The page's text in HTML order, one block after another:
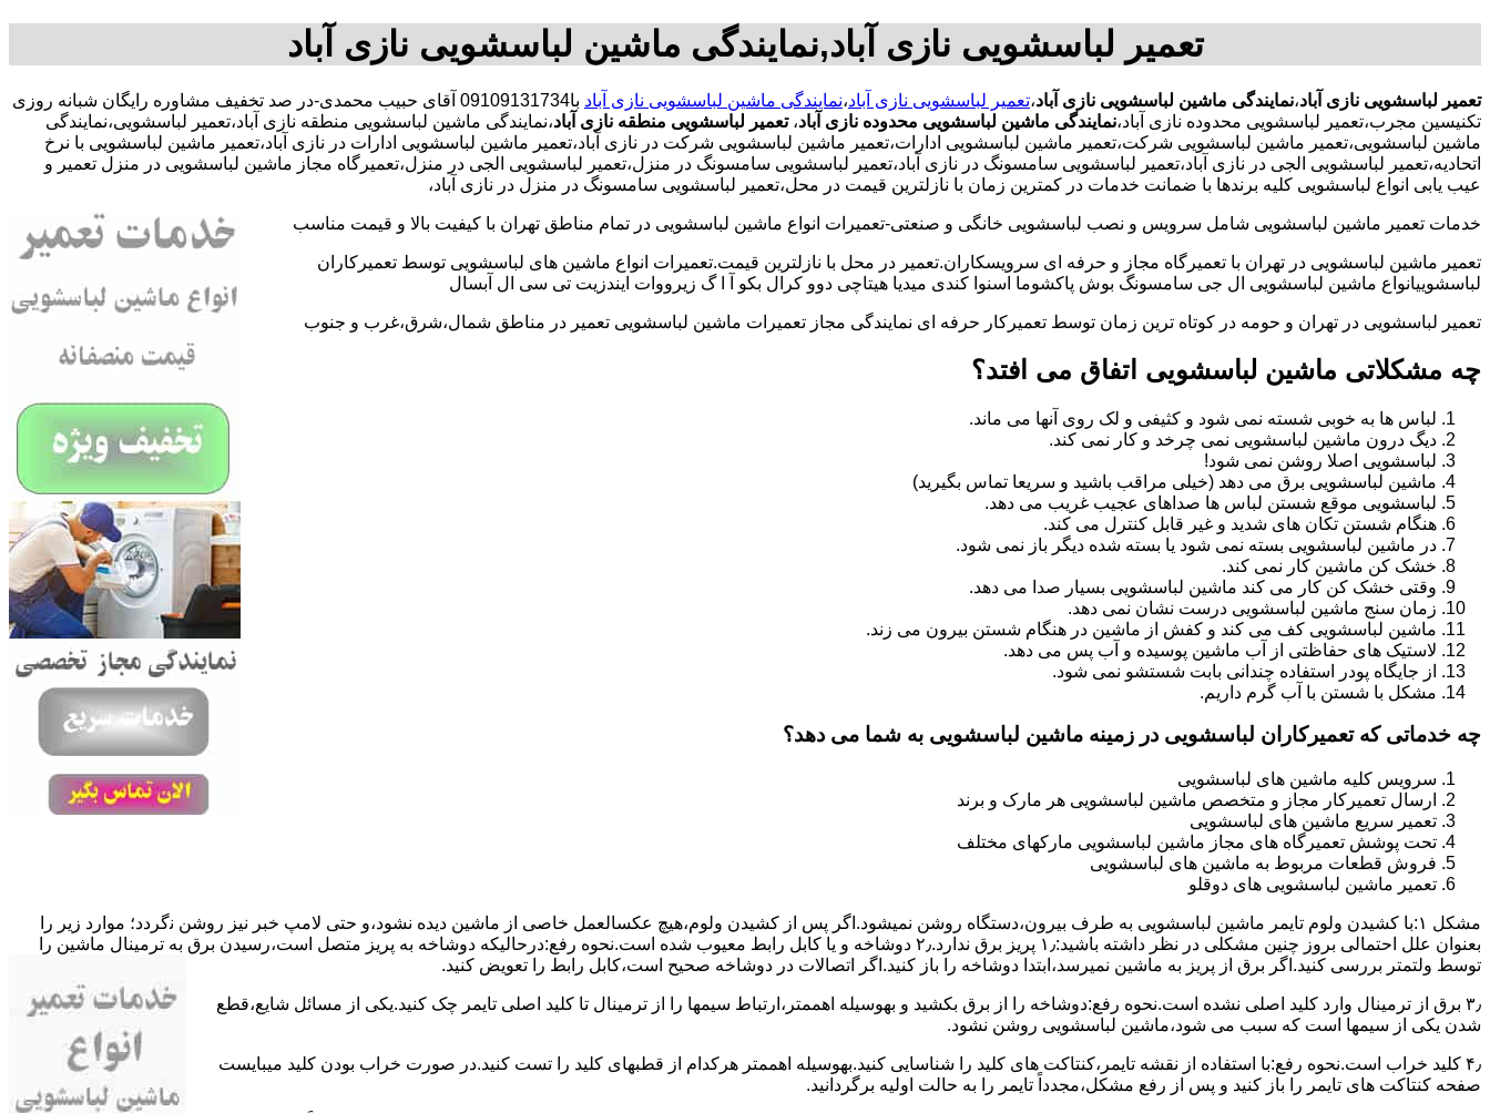
تعمیر لباسشویی نازی آباد,نمایندگی ماشین لباسشویی نازی آباد
تعمیر لباسشویی نازی آباد،نمایندگی ماشین لباسشویی نازی آباد،تعمیر لباسشویی نازی آباد،نمایندگی ماشین لباسشویی نازی آباد
با09109131734 آقای حبیب محمدی-در صد تخفیف مشاوره رایگان شبانه روزی
تکنیسین مجرب،تعمیر لباسشویی محدوده نازی آباد،نمایندگی ماشین لباسشویی محدوده نازی آباد، تعمیر لباسشویی منطقه نازی آباد،نمایندگی ماشین لباسشویی منطقه نازی آباد،تعمیر لباسشویی،نمایندگی
ماشین لباسشویی،تعمیر ماشین لباسشویی شرکت،تعمیر ماشین لباسشویی ادارات،تعمیر ماشین لباسشویی شرکت در نازی آباد،تعمیر ماشین لباسشویی ادارات در نازی آباد،تعمیر ماشین لباسشویی با نرخ
اتحادیه،تعمیر لباسشویی الجی در نازی آباد،تعمیر لباسشویی سامسونگ در نازی آباد،تعمیر لباسشویی سامسونگ در منزل،تعمیر لباسشویی الجی در منزل،تعمیرگاه مجاز ماشین لباسشویی در منزل تعمیر و
عیب یابی انواع لباسشویی کلیه برندها با ضمانت خدمات در کمترین زمان با نازلترین قیمت در محل،تعمیر لباسشویی سامسونگ در منزل در نازی آباد،
خدمات تعمیر ماشین لباسشویی شامل سرویس و نصب لباسشویی خانگی و صنعتی-تعمیرات انواع ماشین لباسشویی در تمام مناطق تهران با کیفیت بالا و قیمت مناسب
تعمیر ماشین لباسشویی در تهران با تعمیرگاه مجاز و حرفه ای سرویسکاران.تعمیر در محل با نازلترین قیمت.تعمیرات انواع ماشین های لباسشویی توسط تعمیرکاران
لباسشوییانواع ماشین لباسشویی ال جی سامسونگ بوش پاکشوما اسنوا کندی میدیا هیتاچی دوو کرال بکو آ ا گ زیرووات ایندزیت تی سی ال آبسال
تعمیر لباسشویی در تهران و حومه در کوتاه ترین زمان توسط تعمیرکار حرفه ای نمایندگی مجاز تعمیرات ماشین لباسشویی تعمیر در مناطق شمال،شرق،غرب و جنوب
چه مشکلاتی ماشین لباسشویی اتفاق می افتد؟
لباس ها به خوبی شسته نمی شود و کثیفی و لک روی آنها می ماند.
دیگ درون ماشین لباسشویی نمی چرخد و کار نمی کند.
لباسشویی اصلا روشن نمی شود!
ماشین لباسشویی برق می دهد (خیلی مراقب باشید و سریعا تماس بگیرید)
لباسشویی موقع شستن لباس ها صداهای عجیب غریب می دهد.
هنگام شستن تکان های شدید و غیر قابل کنترل می کند.
در ماشین لباسشویی بسته نمی شود یا بسته شده دیگر باز نمی شود.
خشک کن ماشین کار نمی کند.
وقتی خشک کن کار می کند ماشین لباسشویی بسیار صدا می دهد.
زمان سنج ماشین لباسشویی درست نشان نمی دهد.
ماشین لباسشویی کف می کند و کفش از ماشین در هنگام شستن بیرون می زند.
لاستیک های حفاظتی از آب ماشین پوسیده و آب پس می دهد.
از جایگاه پودر استفاده چندانی بابت شستشو نمی شود.
مشکل با شستن با آب گرم داریم.
چه خدماتی که تعمیرکاران لباسشویی در زمینه ماشین لباسشویی به شما می دهد؟
سرویس کلیه ماشین های لباسشویی
ارسال تعمیرکار مجاز و متخصص ماشین لباسشویی هر مارک و برند
تعمیر سریع ماشین های لباسشویی
تحت پوشش تعمیرگاه های مجاز ماشین لباسشویی مارکهای مختلف
فروش قطعات مربوط به ماشین های لباسشویی
تعمیر ماشین لباسشویی های دوقلو
مشکل ۱:ﺑﺎ ﮐﺸﯿﺪن وﻟﻮم ﺗﺎﯾﻤﺮ ماشین لباسشویی به طرف ﺑﯿﺮون،دستگاه روﺷﻦ نمیشود.اﮔﺮ ﭘﺲ از ﮐﺸﯿﺪن وﻟﻮم،ﻫﯿﭻ عکسالعمل ﺧﺎﺻﯽ از ﻣﺎﺷﯿﻦ دﯾﺪه نشود،و حتی ﻻﻣﭗ ﺧﺒﺮ ﻧﯿﺰ روﺷﻦ ﻧگردد؛ موارد زیر را
بعنوان ﻋﻠﻞ احتمالی بروز چنین مشکلی در نظر داشته باشید:۱٫ ﭘﺮﯾﺰ ﺑﺮق ﻧﺪارد.۲٫ دوﺷﺎﺧﻪ و ﯾﺎ ﮐﺎﺑﻞ راﺑﻂ ﻣﻌﯿﻮب ﺷﺪه است.نحوه رفع:درحالیکه دوﺷﺎﺧﻪ ﺑﻪ ﭘﺮﯾﺰ ﻣﺘﺼﻞ اﺳﺖ،رﺳﯿﺪن ﺑﺮق ﺑﻪ ﺗﺮﻣﯿﻨﺎل ﻣﺎﺷﯿﻦ را
ﺗﻮﺳﻂ ولتمتر بررسی ﮐﻨﯿﺪ.اﮔﺮ ﺑﺮق از ﭘﺮﯾﺰ ﺑﻪ ﻣﺎﺷﯿﻦ نمیرسد،اﺑﺘﺪا دوشاخه را باز کنید.اﮔﺮ اﺗﺼﺎﻻت در دوشاخه ﺻﺤﯿﺢ اﺳﺖ،ﮐﺎﺑﻞ راﺑﻂ را ﺗﻌﻮﯾﺾ کنید.
۳٫ ﺑﺮق از ﺗﺮﻣﯿﻨﺎل وارد ﮐﻠﯿﺪ اﺻﻠﯽ ﻧﺸﺪه است.نحوه رﻓﻊ:دوشاخه را از ﺑﺮق بکشید و بهوسیله اهممتر،ارﺗﺒﺎط سیمها را از ﺗﺮﻣﯿﻨﺎل ﺗﺎ ﮐﻠﯿﺪ اﺻﻠﯽ ﺗﺎﯾﻤﺮ چک کنید.یکی از مسائل شایع،ﻗﻄﻊ
شدن ﯾﮑﯽ از سیمها است که سبب می شود،ﻣﺎﺷﯿﻦ لباسشویی روﺷﻦ نشود.
۴٫ ﮐﻠﯿﺪ ﺧﺮاب اﺳﺖ.نحوه رفع:ﺑﺎ اﺳﺘﻔﺎده از ﻧﻘﺸﻪ ﺗﺎﯾﻤﺮ،ﮐﻨﺘﺎﮐﺖ ﻫﺎی ﮐﻠﯿﺪ را ﺷﻨﺎﺳﺎﯾﯽ کنید.بهوسیله اهممتر هرکدام از قطبهای ﮐﻠﯿﺪ را ﺗﺴﺖ ﮐﻨﯿﺪ.در ﺻﻮرت ﺧﺮاب ﺑﻮدن ﮐﻠﯿﺪ میبایست
ﺻﻔﺤﻪ ﮐﻨﺘﺎﮐﺖ ﻫﺎی ﺗﺎﯾﻤﺮ را باز کنید و ﭘﺲ از رﻓﻊ مشکل،مجدداً ﺗﺎﯾﻤﺮ را به حالت اوﻟﯿﻪ برگردانید.